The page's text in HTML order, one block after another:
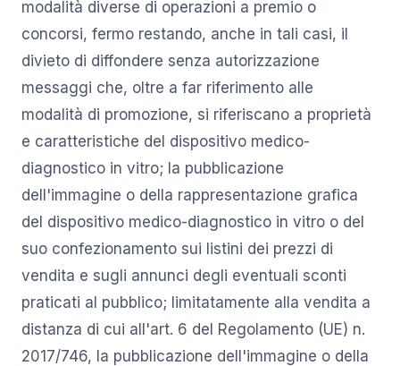
modalità diverse di operazioni a premio o
concorsi, fermo restando, anche in tali casi, il
divieto di diffondere senza autorizzazione
messaggi che, oltre a far riferimento alle
modalità di promozione, si riferiscano a proprietà
e caratteristiche del dispositivo medico-
diagnostico in vitro; la pubblicazione
dell'immagine o della rappresentazione grafica
del dispositivo medico-diagnostico in vitro o del
suo confezionamento sui listini dei prezzi di
vendita e sugli annunci degli eventuali sconti
praticati al pubblico; limitatamente alla vendita a
distanza di cui all'art. 6 del Regolamento (UE) n.
2017/746, la pubblicazione dell'immagine o della